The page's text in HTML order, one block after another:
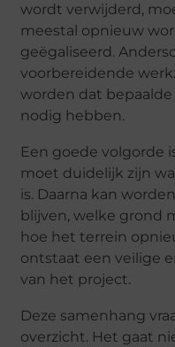
wordt verwijderd,
meestal opnieuw
geëgaliseerd.
voorbereidende
worden dat
nodig hebben.
Een goede volgorde
moet duidelijk zijn
is. Daarna kan
blijven, welke grond
hoe het terrein
ontstaat een veilige
van het project.
Deze samenhang
overzicht. Het gaat